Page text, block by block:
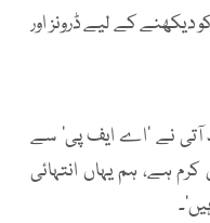
دیکھنے کے لیے ڈرونز اور
آتی نے ’اے ایف پی‘ سے
ہے، ہم یہاں انتہائی